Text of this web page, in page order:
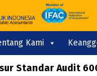
Kami
Standar Audit